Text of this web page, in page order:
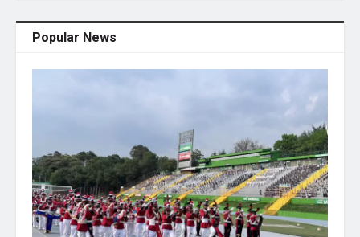
Popular News